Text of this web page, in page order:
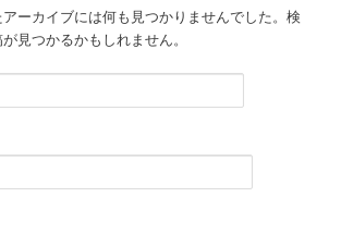
ーカイブには何も見つかりませんでした。検
見つかるかもしれません。